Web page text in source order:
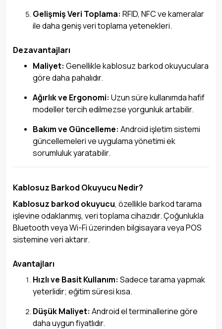
Gelişmiş Veri Toplama: RFID, NFC ve kameralar
ile daha geniş veri toplama yetenekleri.
Dezavantajları
Maliyet: Genellikle kablosuz barkod okuyuculara
göre daha pahalıdır.
Ağırlık ve Ergonomi: Uzun süre kullanımda hafif
modeller tercih edilmezse yorgunluk artabilir.
Bakım ve Güncelleme: Android işletim sistemi
güncellemeleri ve uygulama yönetimi ek
sorumluluk yaratabilir.
Kablosuz Barkod Okuyucu Nedir?
Kablosuz barkod okuyucu, özellikle barkod tarama
işlevine odaklanmış, veri toplama cihazıdır. Çoğunlukla
Bluetooth veya Wi-Fi üzerinden bilgisayara veya POS
sistemine veri aktarır.
Avantajları
Hızlı ve Basit Kullanım: Sadece tarama yapmak
yeterlidir; eğitim süresi kısa.
Düşük Maliyet: Android el terminallerine göre
daha uygun fiyatlıdır.